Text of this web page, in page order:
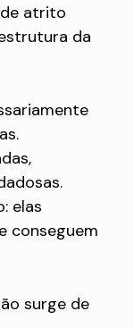
atrito
da
elas
conseguem
surge de